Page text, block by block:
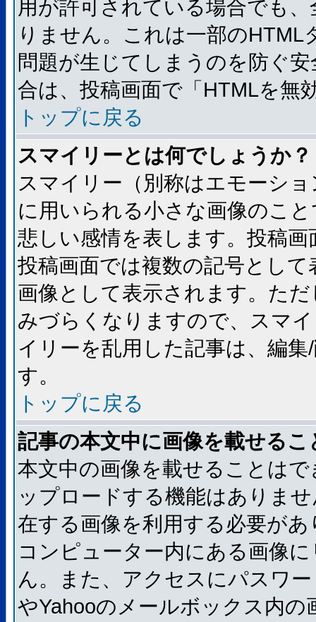
用が許可されている場合でも
りません。これは一部の
問題が生じてしまうのを防ぐ
合は、投稿画面で「HTMLを無
トップに戻る
スマイリーとは何でしょうか？
スマイリー（別称はエモーシ
に用いられる小さな画像のこ
悲しい感情を表します。投稿
投稿画面では複数の記号とし
画像として表示されます。た
みづらくなりますので、スマ
イリーを乱用した記事は、編
す。
トップに戻る
記事の本文中に画像を載せる
本文中の画像を載せることは
ップロードする機能はありま
在する画像を利用する必要が
コンピューター内にある画像
ん。また、アクセスにパスワ
やYahooのメールボックス内